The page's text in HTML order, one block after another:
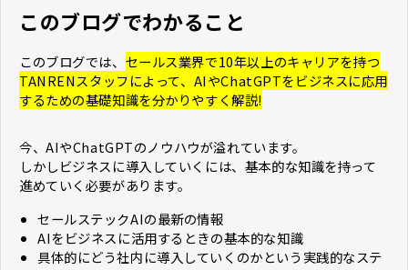
このブログでわかること
このブログでは、 セールス業界で10年以上のキャリアを持つ
TANRENスタッフによって、AIやChatGPTをビジネスに応用
するための基礎知識を分かりやすく解説!
今、AIやChatGPTのノウハウが溢れています。
しかしビジネスに導入していくには、基本的な知識を持って
進めていく必要があります。
セールステックAIの最新の情報
AIをビジネスに活用するときの基本的な知識
具体的にどう社内に導入していくのかという実践的なステ